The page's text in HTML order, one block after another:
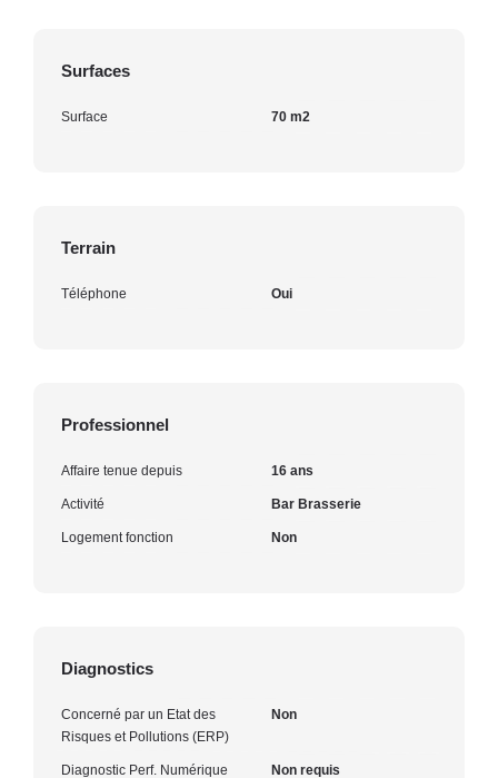
Surfaces
Surface 70 m2
Terrain
Téléphone Oui
Professionnel
Affaire tenue depuis 16 ans
Activité Bar Brasserie
Logement fonction Non
Diagnostics
Concerné par un Etat des
Risques et Pollutions (ERP)
Non
Diagnostic Perf. Numérique Non requis